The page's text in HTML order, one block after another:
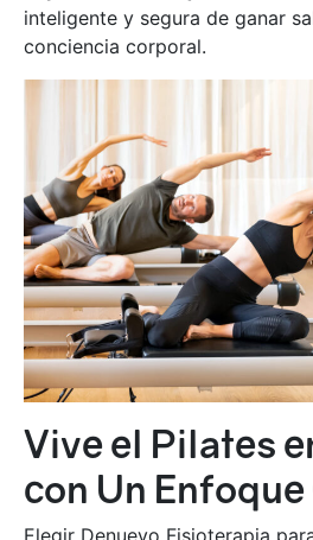
inteligente y segura de ganar
conciencia corporal.
Vive el Pilates
con Un